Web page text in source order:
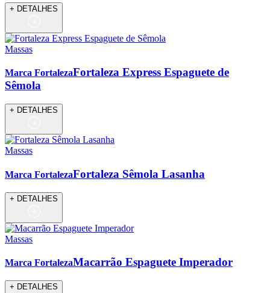
+ DETALHES
Massas
Marca FortalezaFortaleza Express Espaguete de
Sêmola
+ DETALHES
Massas
Marca FortalezaFortaleza Sêmola Lasanha
+ DETALHES
Massas
Marca FortalezaMacarrão Espaguete Imperador
+ DETALHES